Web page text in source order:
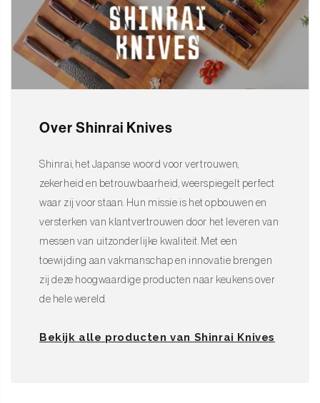
Over Shinrai Knives
Shinrai, het Japanse woord voor vertrouwen,
zekerheid en betrouwbaarheid, weerspiegelt perfect
waar zij voor staan. Hun missie is het opbouwen en
versterken van klantvertrouwen door het leveren van
messen van uitzonderlijke kwaliteit. Met een
toewijding aan vakmanschap en innovatie brengen
zij deze hoogwaardige producten naar keukens over
de hele wereld.
Bekijk alle producten van Shinrai Knives